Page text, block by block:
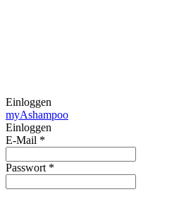
Einloggen
myAshampoo
Einloggen
E-Mail *
Passwort *